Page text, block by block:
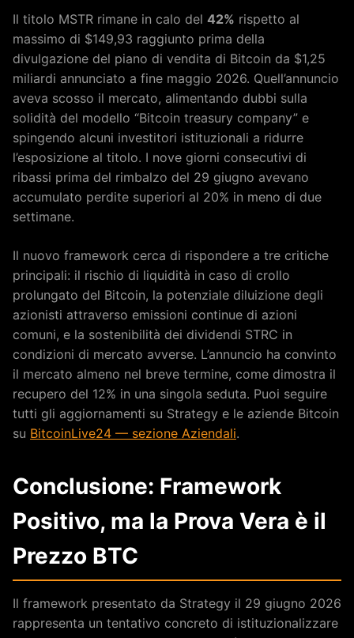
Il titolo MSTR rimane in calo del 42% rispetto al
massimo di $149,93 raggiunto prima della
divulgazione del piano di vendita di Bitcoin da $1,25
miliardi annunciato a fine maggio 2026. Quell’annuncio
aveva scosso il mercato, alimentando dubbi sulla
solidità del modello “Bitcoin treasury company” e
spingendo alcuni investitori istituzionali a ridurre
l’esposizione al titolo. I nove giorni consecutivi di
ribassi prima del rimbalzo del 29 giugno avevano
accumulato perdite superiori al 20% in meno di due
settimane.
Il nuovo framework cerca di rispondere a tre critiche
principali: il rischio di liquidità in caso di crollo
prolungato del Bitcoin, la potenziale diluizione degli
azionisti attraverso emissioni continue di azioni
comuni, e la sostenibilità dei dividendi STRC in
condizioni di mercato avverse. L’annuncio ha convinto
il mercato almeno nel breve termine, come dimostra il
recupero del 12% in una singola seduta. Puoi seguire
tutti gli aggiornamenti su Strategy e le aziende Bitcoin
su BitcoinLive24 — sezione Aziendali.
Conclusione: Framework
Positivo, ma la Prova Vera è il
Prezzo BTC
Il framework presentato da Strategy il 29 giugno 2026
rappresenta un tentativo concreto di istituzionalizzare